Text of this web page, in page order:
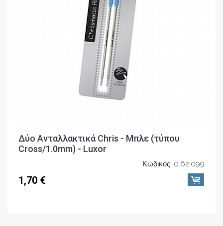
Δύο Ανταλλακτικά Chris - Μπλε (τύπου
Cross/1.0mm) - Luxor
Κωδικός: 0.62.099
1,70 €